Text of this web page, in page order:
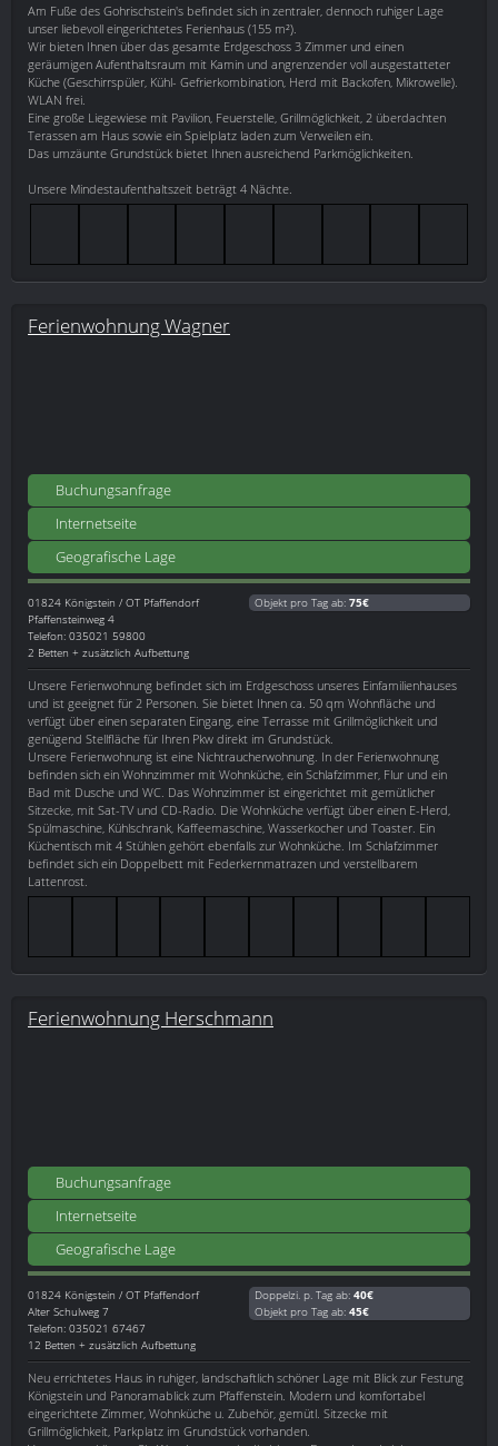
Am Fuße des Gohrischstein's befindet sich in zentraler, dennoch ruhiger Lage
unser liebevoll eingerichtetes Ferienhaus (155 m²).
Wir bieten Ihnen über das gesamte Erdgeschoss 3 Zimmer und einen
geräumigen Aufenthaltsraum mit Kamin und angrenzender voll ausgestatteter
Küche (Geschirrspüler, Kühl- Gefrierkombination, Herd mit Backofen, Mikrowelle).
WLAN frei.
Eine große Liegewiese mit Pavilion, Feuerstelle, Grillmöglichkeit, 2 überdachten
Terassen am Haus sowie ein Spielplatz laden zum Verweilen ein.
Das umzäunte Grundstück bietet Ihnen ausreichend Parkmöglichkeiten.
Unsere Mindestaufenthaltszeit beträgt 4 Nächte.
Ferienwohnung Wagner
Buchungsanfrage
Internetseite
Geografische Lage
01824 Königstein / OT Pfaffendorf
Pfaffensteinweg 4
Telefon: 035021 59800
2 Betten + zusätzlich Aufbettung
Objekt pro Tag ab: 75€
Unsere Ferienwohnung befindet sich im Erdgeschoss unseres Einfamilienhauses
und ist geeignet für 2 Personen. Sie bietet Ihnen ca. 50 qm Wohnfläche und
verfügt über einen separaten Eingang, eine Terrasse mit Grillmöglichkeit und
genügend Stellfläche für Ihren Pkw direkt im Grundstück.
Unsere Ferienwohnung ist eine Nichtraucherwohnung. In der Ferienwohnung
befinden sich ein Wohnzimmer mit Wohnküche, ein Schlafzimmer, Flur und ein
Bad mit Dusche und WC. Das Wohnzimmer ist eingerichtet mit gemütlicher
Sitzecke, mit Sat-TV und CD-Radio. Die Wohnküche verfügt über einen E-Herd,
Spülmaschine, Kühlschrank, Kaffeemaschine, Wasserkocher und Toaster. Ein
Küchentisch mit 4 Stühlen gehört ebenfalls zur Wohnküche. Im Schlafzimmer
befindet sich ein Doppelbett mit Federkernmatrazen und verstellbarem
Lattenrost.
Ferienwohnung Herschmann
Buchungsanfrage
Internetseite
Geografische Lage
01824 Königstein / OT Pfaffendorf
Alter Schulweg 7
Telefon: 035021 67467
12 Betten + zusätzlich Aufbettung
Doppelzi. p. Tag ab: 40€
Objekt pro Tag ab: 45€
Neu errichtetes Haus in ruhiger, landschaftlich schöner Lage mit Blick zur Festung
Königstein und Panoramablick zum Pfaffenstein. Modern und komfortabel
eingerichtete Zimmer, Wohnküche u. Zubehör, gemütl. Sitzecke mit
Grillmöglichkeit, Parkplatz im Grundstück vorhanden.